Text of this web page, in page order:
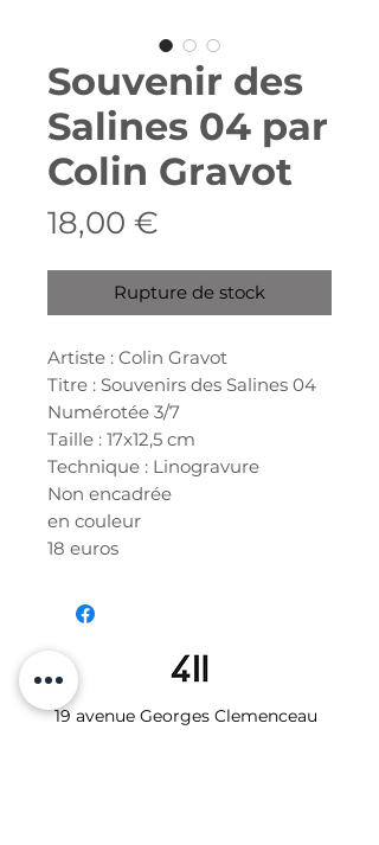
Souvenir des
Salines 04 par
Colin Gravot
18,00 €
Rupture de stock
Artiste : Colin Gravot
Titre : Souvenirs des Salines 04
Numérotée 3/7
Taille : 17x12,5 cm
Technique : Linogravure
Non encadrée
en couleur
18 euros
19 avenue Georges Clemenceau